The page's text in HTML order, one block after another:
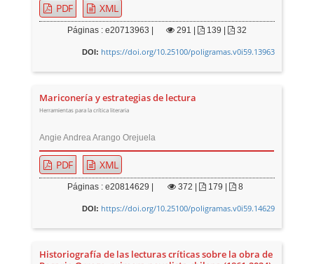
PDF XML
Páginas : e20713963 | 291 139 | 32
DOI: https://doi.org/10.25100/poligramas.v0i59.13963
Mariconería y estrategias de lectura
Herramientas para la crítica literaria
Angie Andrea Arango Orejuela
PDF XML
Páginas : e20814629 | 372 179 | 8
DOI: https://doi.org/10.25100/poligramas.v0i59.14629
Historiografía de las lecturas críticas sobre la obra de